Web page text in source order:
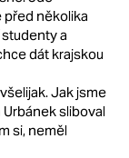
před několika
a
dát krajskou
Jak jsme
sliboval
si, neměl